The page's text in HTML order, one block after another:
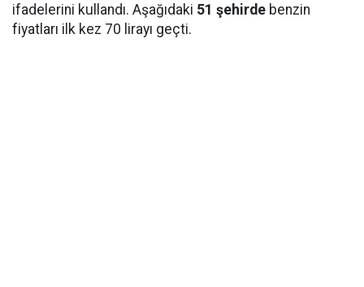
ifadelerini kullandı. Aşağıdaki 51 şehirde benzin
fiyatları ilk kez 70 lirayı geçti.